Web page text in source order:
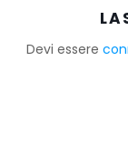
Devi essere